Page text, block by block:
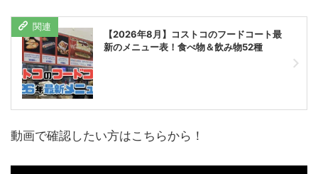
【2026年8月】コストコのフードコート最
新のメニュー表！食べ物＆飲み物52種
動画で確認したい方はこちらから！